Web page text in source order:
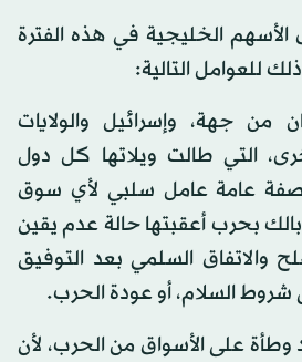
الخليجية في هذه الفترة
للعوامل التالية:
من جهة، وإسرائيل والولايات
التي طالت ويلاتها كل دول
عامة عامل سلبي لأي سوق
بحرب أعقبتها حالة عدم يقين
والاتفاق السلمي بعد التوفيق
السلام، أو عودة الحرب.
وطأة على الأسواق من الحرب، لأن